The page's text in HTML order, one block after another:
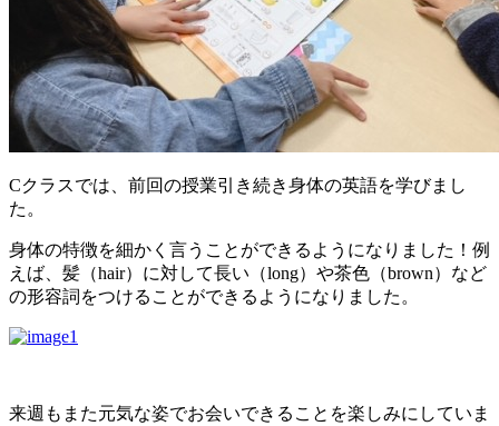
Cクラスでは、前回の授業引き続き身体の英語を学びまし
た。
身体の特徴を細かく言うことができるようになりました！例
えば、髪（hair）に対して長い（long）や茶色（brown）など
の形容詞をつけることができるようになりました。
来週もまた元気な姿でお会いできることを楽しみにしていま